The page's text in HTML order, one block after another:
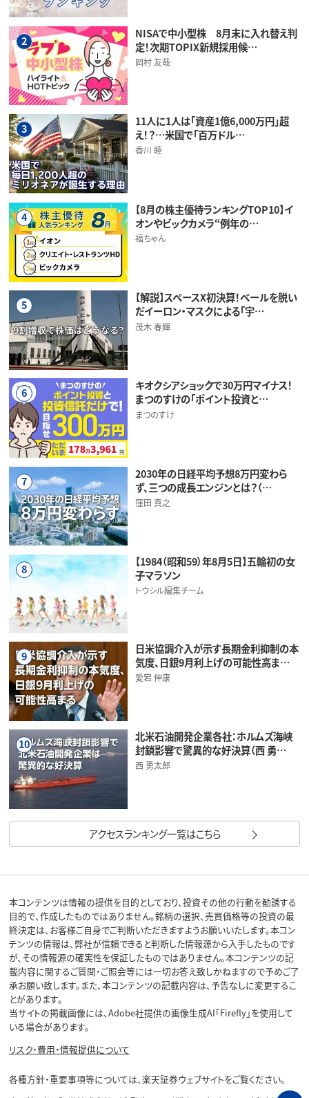
2
NISAで中小型株 8月末に入れ替え判
定！次期TOPIX新規採用候…
岡村 友哉
3
11人に1人は「資産1億6,000万円」超
え！？…米国で「百万ドル…
香川 睦
4
【8月の株主優待ランキングTOP10】イ
オンやビックカメラ“例年の…
福ちゃん
5
【解説】スペースX初決算！ベールを脱い
だイーロン・マスクによる「宇…
茂木 春輝
6
キオクシアショックで30万円マイナス！
まつのすけの「ポイント投資と…
まつのすけ
7
2030年の日経平均予想8万円変わら
ず、三つの成長エンジンとは？（…
窪田 真之
8
【1984（昭和59）年8月5日】五輪初の女
子マラソン
トウシル編集チーム
9
日米協調介入が示す長期金利抑制の本
気度、日銀9月利上げの可能性高ま…
愛宕 伸康
10
北米石油開発企業各社：ホルムズ海峡
封鎖影響で驚異的な好決算（西 勇…
西 勇太郎
アクセスランキング一覧はこちら
本コンテンツは情報の提供を目的としており、投資その他の行動を勧誘する
目的で、作成したものではありません。銘柄の選択、売買価格等の投資の最
終決定は、お客様ご自身でご判断いただきますようお願いいたします。本コン
テンツの情報は、弊社が信頼できると判断した情報源から入手したものです
が、その情報源の確実性を保証したものではありません。本コンテンツの記
載内容に関するご質問・ご照会等には一切お答え致しかねますので予めご了
承お願い致します。また、本コンテンツの記載内容は、予告なしに変更するこ
とがあります。
当サイトの掲載画像には、Adobe社提供の画像生成AI「Firefly」を使用して
いる場合があります。
リスク・費用・情報提供について
各種方針・重要事項等については、楽天証券ウェブサイトをご覧ください。